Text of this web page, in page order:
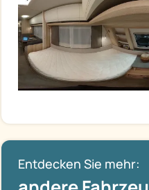
Entdecken Sie mehr: